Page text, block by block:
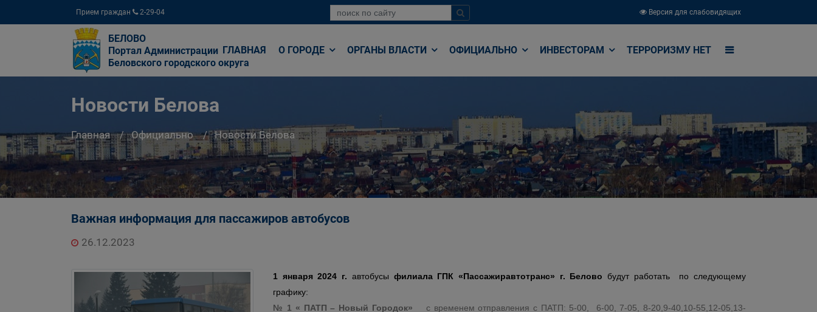
Прием граждан 2-29-04 Версия для слабовидящих
БЕЛОВО
Портал Администрации
Беловского городского округа
ГЛАВНАЯ О ГОРОДЕ ОРГАНЫ ВЛАСТИ ОФИЦИАЛЬНО ИНВЕСТОРАМ ТЕРРОРИЗМУ НЕТ
Новости Белова
Главная Официально Новости Белова
Важная информация для пассажиров автобусов
26.12.2023
1 января 2024 г. автобусы филиала ГПК «Пассажиравтотранс» г. Белово будут работать по следующему
графику:
№ 1 « ПАТП – Новый Городок»с временем отправления с ПАТП: 5-00, 6-00, 7-05, 8-20,9-40,10-55,12-05,13-